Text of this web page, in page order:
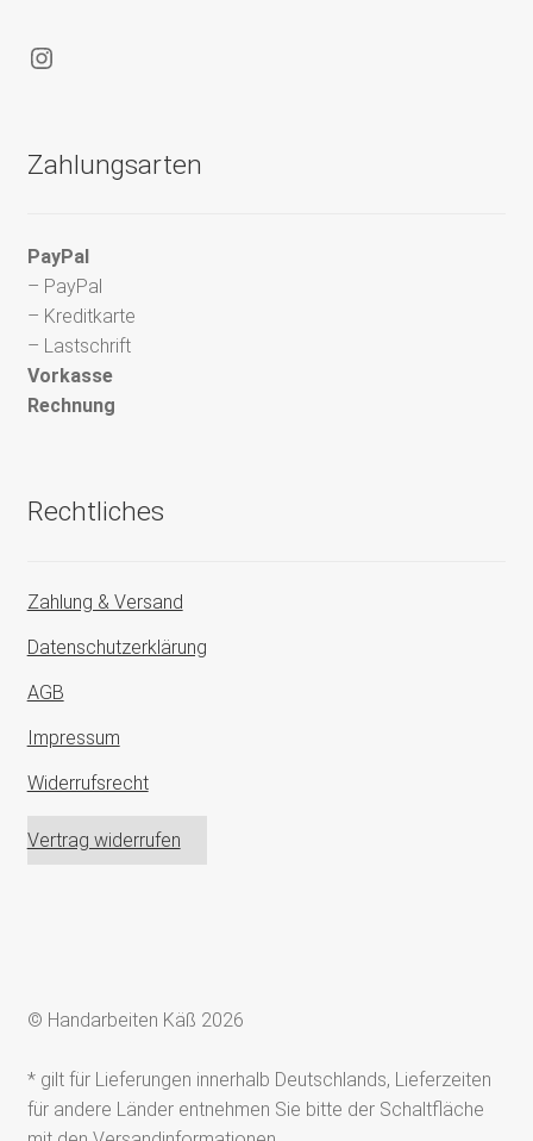
Instagram
Zahlungsarten
PayPal
– PayPal
– Kreditkarte
– Lastschrift
Vorkasse
Rechnung
Rechtliches
Zahlung & Versand
Datenschutzerklärung
AGB
Impressum
Widerrufsrecht
Vertrag widerrufen
© Handarbeiten Käß 2026
* gilt für Lieferungen innerhalb Deutschlands, Lieferzeiten
für andere Länder entnehmen Sie bitte der Schaltfläche